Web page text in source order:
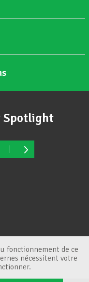
Spotlight
fonctionnement de ce
nécessitent votre